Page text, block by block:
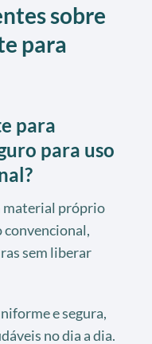
sobre
para
para
para uso
material próprio
convencional,
sem liberar
e segura,
no dia a dia.